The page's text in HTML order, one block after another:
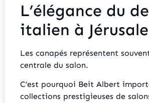
L’élégance du
italien à
Les canapés représentent
centrale du salon.
C’est pourquoi Beit Albert
collections prestigieuses de